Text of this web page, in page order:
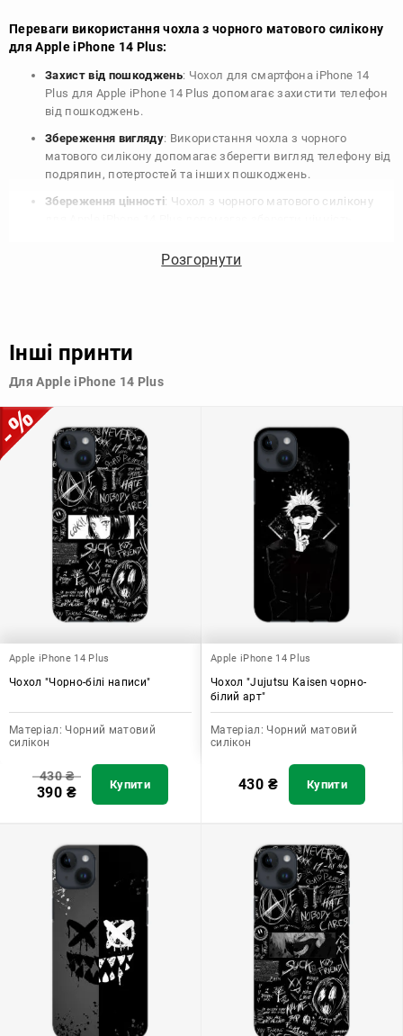
Переваги використання чохла з чорного матового силікону
для Apple iPhone 14 Plus:
Захист від пошкоджень: Чохол для смартфона iPhone 14
Plus для Apple iPhone 14 Plus допомагає захистити телефон
від пошкоджень.
Збереження вигляду: Використання чохла з чорного
матового силікону допомагає зберегти вигляд телефону від
подряпин, потертостей та інших пошкоджень.
Збереження цінності: Чохол з чорного матового силікону
планують продати свій пристрій в майбутньому.
Узагалі, чохол для телефону - це дуже корисний аксесуар, який
допомагає захистити ваш пристрій, зберегти його цінність і
Розгорнути
Інші принти
Для Apple iPhone 14 Plus
Apple iPhone 14 Plus
Чохол "Чорно-білі написи"
Матеріал: Чорний матовий
силікон
430₴
390 ₴ Купити
Apple iPhone 14 Plus
Чохол "Jujutsu Kaisen чорно-
білий арт"
Матеріал: Чорний матовий
силікон
430 ₴ Купити